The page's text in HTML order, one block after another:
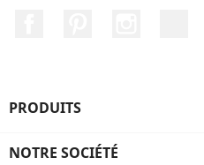
PRODUITS
NOTRE SOCIÉTÉ